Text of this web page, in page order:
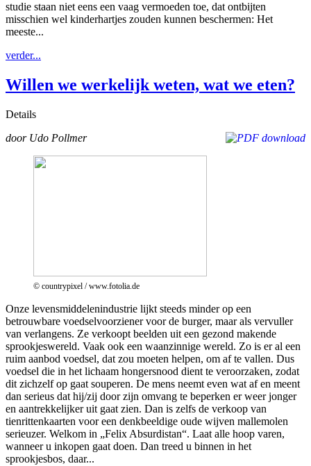
studie staan niet eens een vaag vermoeden toe, dat ontbijten
misschien wel kinderhartjes zouden kunnen beschermen: Het
meeste...
verder...
Willen we werkelijk weten, wat we eten?
Details
door Udo Pollmer
© countrypixel / www.fotolia.de
Onze levensmiddelenindustrie lijkt steeds minder op een
betrouwbare voedselvoorziener voor de burger, maar als vervuller
van verlangens. Ze verkoopt beelden uit een gezond makende
sprookjeswereld. Vaak ook een waanzinnige wereld. Zo is er al een
ruim aanbod voedsel, dat zou moeten helpen, om af te vallen. Dus
voedsel die in het lichaam hongersnood dient te veroorzaken, zodat
dit zichzelf op gaat souperen. De mens neemt even wat af en meent
dan serieus dat hij/zij door zijn omvang te beperken er weer jonger
en aantrekkelijker uit gaat zien. Dan is zelfs de verkoop van
tienrittenkaarten voor een denkbeeldige oude wijven mallemolen
serieuzer. Welkom in „Felix Absurdistan“. Laat alle hoop varen,
wanneer u inkopen gaat doen. Dan treed u binnen in het
sprookjesbos, daar...